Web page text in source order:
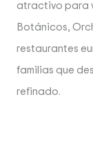
atractivo para
Botánicos,
restaurantes
familias que
refinado.